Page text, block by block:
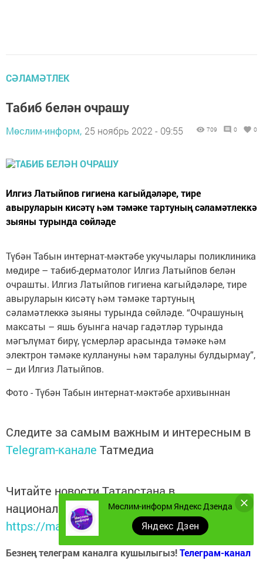
СӘЛАМӘТЛЕК
Табиб белән очрашу
Мөслим-информ, 25 ноябрь 2022 - 09:55 709 0 0
Илгиз Латыйпов гигиена кагыйдәләре, тире
авыруларын кисәтү һәм тәмәке тартуның сәламәтлеккә
зыяны турында сөйләде
Түбән Табын интернат-мәктәбе укучылары поликлиника
мөдире – табиб-дерматолог Илгиз Латыйпов белән
очрашты. Илгиз Латыйпов гигиена кагыйдәләре, тире
авыруларын кисәтү һәм тәмәке тартуның
сәламәтлеккә зыяны турында сөйләде. “Очрашуның
максаты – яшь буынга начар гадәтләр турында
мәгълүмат бирү, үсмерләр арасында тәмәке һәм
электрон тәмәке куллануны һәм таралуны булдырмау”,
– ди Илгиз Латыйпов.
Фото - Түбән Табын интернат-мәктәбе архивыннан
Следите за самым важным и интересным в
Telegram-канале Татмедиа
Читайте новости Татарстана в
национальном мессенджере MАХ:
https://max.ru/tatmedia
Безнең телеграм каналга кушылыгыз!Телеграм-канал
Мөслим-информ Яндекс Дзенда
Яндекс Дзен